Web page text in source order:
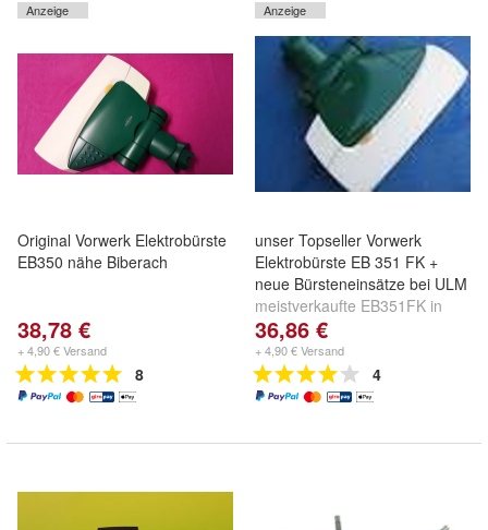
Anzeige
Original Vorwerk Elektrobürste
EB350 nähe Biberach
38,78 €
+ 4,90 € Versand
8
Anzeige
unser Topseller Vorwerk
Elektrobürste EB 351 FK +
neue Bürsteneinsätze bei ULM
meistverkaufte EB351FK in
unseren Shops bereits über
950x verkauft
36,86 €
+ 4,90 € Versand
4